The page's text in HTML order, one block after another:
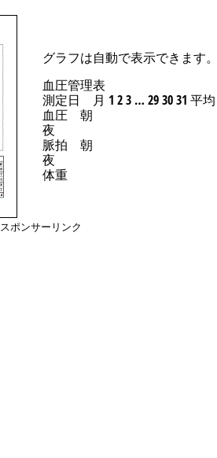
グラフは自動で表示できます。
血圧管理表
測定日 月 1 2 3 … 29 30 31 平均
血圧 朝
夜
脈拍 朝
夜
体重
スポンサーリンク